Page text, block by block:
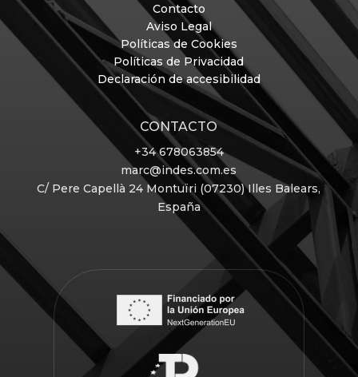
Contacto
Aviso Legal
Políticas de Cookies
Políticas de Privacidad
Declaración de accesibilidad
CONTACTO
+34 678063854
marc@indes.com.es
C/ Pere Capellà 24 Montuïri (07230) Illes Balears,
España